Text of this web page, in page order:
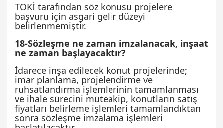
TOKİ tarafından söz konusu projelere
başvuru için asgari gelir düzeyi
belirlenmemiştir.
18-Sözleşme ne zaman imzalanacak, inşaat
ne zaman başlayacaktır?
İdarece inşa edilecek konut projelerinde;
imar planlama, projelendirme ve
ruhsatlandırma işlemlerinin tamamlanması
ve ihale sürecini müteakip, konutların satış
fiyatları belirleme işlemleri tamamlandıktan
sonra sözleşme imzalama işlemleri